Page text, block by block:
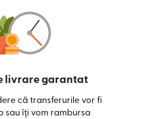
livrare garantat
că transferurile vor fi
sau îți vom rambursa